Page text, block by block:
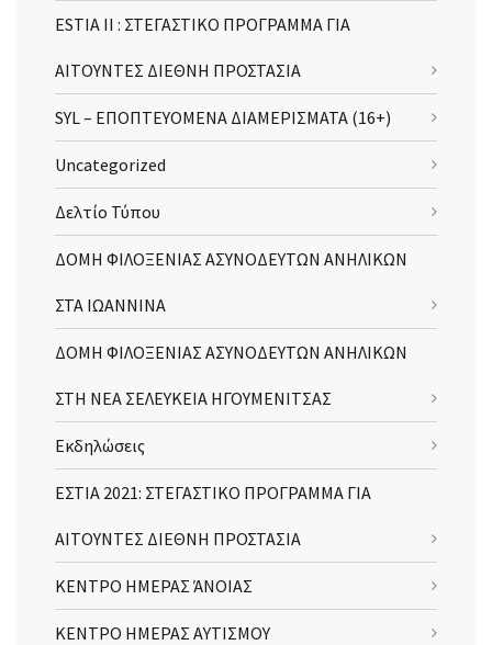
ESTIA II : ΣΤΕΓΑΣΤΙΚΟ ΠΡΟΓΡΑΜΜΑ ΓΙΑ
ΑΙΤΟΥΝΤΕΣ ΔΙΕΘΝΗ ΠΡΟΣΤΑΣΙΑ
SYL – ΕΠΟΠΤΕΥΟΜΕΝΑ ΔΙΑΜΕΡΙΣΜΑΤΑ (16+)
Uncategorized
Δελτίο Τύπου
ΔΟΜΗ ΦΙΛΟΞΕΝΙΑΣ ΑΣΥΝΟΔΕΥΤΩΝ ΑΝΗΛΙΚΩΝ
ΣΤΑ ΙΩΑΝΝΙΝΑ
ΔΟΜΗ ΦΙΛΟΞΕΝΙΑΣ ΑΣΥΝΟΔΕΥΤΩΝ ΑΝΗΛΙΚΩΝ
ΣΤΗ ΝΕΑ ΣΕΛΕΥΚΕΙΑ ΗΓΟΥΜΕΝΙΤΣΑΣ
Εκδηλώσεις
ΕΣΤΙΑ 2021: ΣΤΕΓΑΣΤΙΚΟ ΠΡΟΓΡΑΜΜΑ ΓΙΑ
ΑΙΤΟΥΝΤΕΣ ΔΙΕΘΝΗ ΠΡΟΣΤΑΣΙΑ
ΚΕΝΤΡΟ ΗΜΕΡΑΣ ΆΝΟΙΑΣ
ΚΕΝΤΡΟ ΗΜΕΡΑΣ ΑΥΤΙΣΜΟΥ